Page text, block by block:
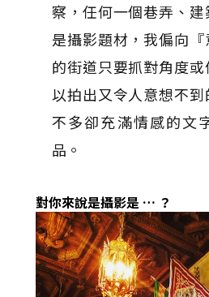
察，任何一個巷弄、
是攝影題材，我偏向
的街道只要抓對角度
以拍出又令人意想不
不多卻充滿情感的文
品。
對你來說是攝影是 … ？